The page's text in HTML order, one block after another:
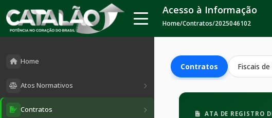
Home
Atos Normativos
Contratos
Acesso à Informação
Home/Contratos/2025046102
Contratos Fiscais
ATA DE REGISTRO